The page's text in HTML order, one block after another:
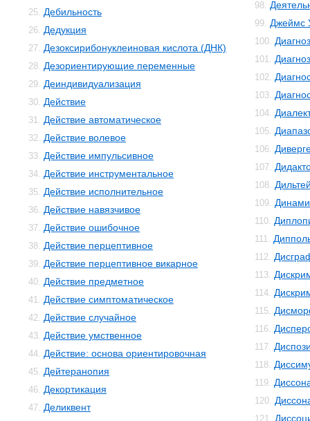
25. Дебильность
26. Дедукция
27. Дезоксирибонуклеиновая кислота (ДНК)
28. Дезориентирующие переменные
29. Деиндивидуализация
30. Действие
31. Действие автоматическое
32. Действие волевое
33. Действие импульсивное
34. Действие инструментальное
35. Действие исполнительное
36. Действие навязчивое
37. Действие ошибочное
38. Действие перцептивное
39. Действие перцептивное викарное
40. Действие предметное
41. Действие симптоматическое
42. Действие случайное
43. Действие умственное
44. Действие: основа ориентировочная
45. Дейтеранопия
46. Декортикация
47. Деликвент
98.
99. Джеймс
100. Диагноз
101.
102.
103.
104.
105.
106.
107.
108.
109.
110.
111.
112.
113.
114.
115.
116.
117.
118.
119.
120.
121.